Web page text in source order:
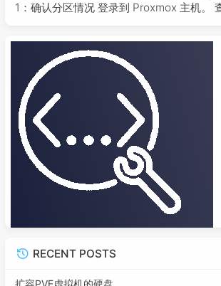
1：确认分区情况 登录到 Proxmox 主机。
RECENT POSTS
扩容PVE虚拟机的硬盘